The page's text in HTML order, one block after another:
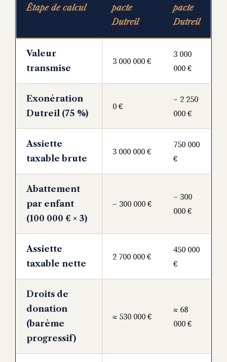
Étape de calcul
pacte
Dutreil
pacte
Dutreil
Valeur
transmise
3 000 000 €
3 000
000 €
Exonération
Dutreil (75 %)
0 €
– 2 250
000 €
Assiette
taxable brute
3 000 000 €
750 000
€
Abattement
par enfant
(100 000 € × 3)
– 300 000 €
– 300
000 €
Assiette
taxable nette
2 700 000 €
450 000
€
Droits de
donation
(barème
progressif)
≈ 530 000 €
≈ 68
000 €